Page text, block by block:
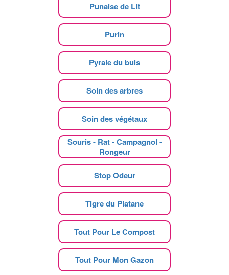
Punaise de Lit
Purin
Pyrale du buis
Soin des arbres
Soin des végétaux
Souris - Rat - Campagnol -
Rongeur
Stop Odeur
Tigre du Platane
Tout Pour Le Compost
Tout Pour Mon Gazon